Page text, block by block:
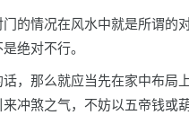
的情况在风水中就是所谓的
绝对不行。
，那么就应当先在家中布局
冲煞之气，不妨以五帝钱或